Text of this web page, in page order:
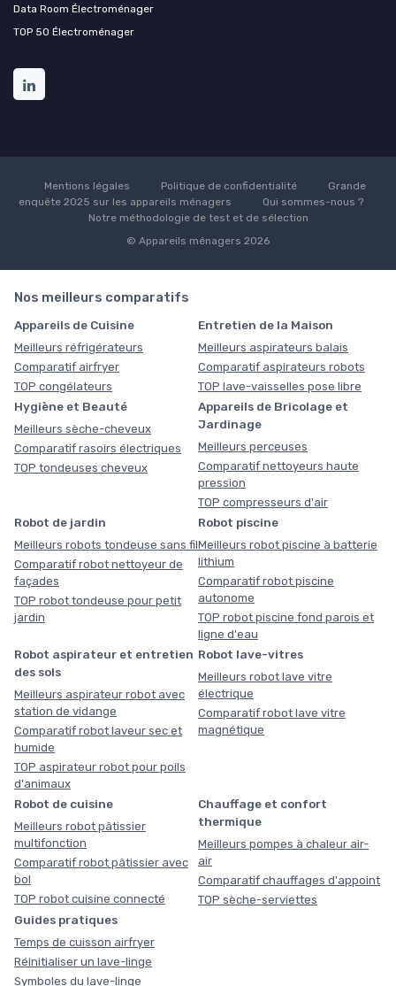
Data Room Électroménager
TOP 50 Électroménager
Mentions légales Politique de confidentialité
Grande
enquête 2025 sur les appareils ménagers
Qui sommes-nous ?
Notre méthodologie de test et de sélection
© Appareils ménagers 2026
Nos meilleurs comparatifs
Appareils de Cuisine
Meilleurs réfrigérateurs
Comparatif airfryer
TOP congélateurs
Entretien de la Maison
Meilleurs aspirateurs balais
Comparatif aspirateurs robots
TOP lave-vaisselles pose libre
Hygiène et Beauté
Meilleurs sèche-cheveux
Comparatif rasoirs électriques
TOP tondeuses cheveux
Appareils de Bricolage et
Jardinage
Meilleurs perceuses
Comparatif nettoyeurs haute
pression
TOP compresseurs d'air
Robot de jardin
Meilleurs robots tondeuse sans fil
Comparatif robot nettoyeur de
façades
TOP robot tondeuse pour petit
jardin
Robot piscine
Meilleurs robot piscine à batterie
lithium
Comparatif robot piscine
autonome
TOP robot piscine fond parois et
ligne d'eau
Robot aspirateur et entretien
des sols
Meilleurs aspirateur robot avec
station de vidange
Comparatif robot laveur sec et
humide
TOP aspirateur robot pour poils
d'animaux
Robot lave-vitres
Meilleurs robot lave vitre
électrique
Comparatif robot lave vitre
magnétique
Robot de cuisine
Meilleurs robot pâtissier
multifonction
Comparatif robot pâtissier avec
bol
TOP robot cuisine connecté
Chauffage et confort
thermique
Meilleurs pompes à chaleur air-
air
Comparatif chauffages d'appoint
TOP sèche-serviettes
Guides pratiques
Temps de cuisson airfryer
Réinitialiser un lave-linge
Symboles du lave-linge